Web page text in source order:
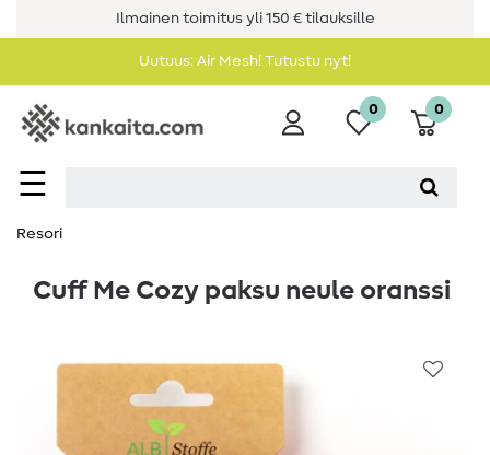
Ilmainen toimitus yli 150 € tilauksille
Uutuus: Air Mesh! Tutustu nyt!
☰
0 0
Resori
Cuff Me Cozy paksu neule oranssi